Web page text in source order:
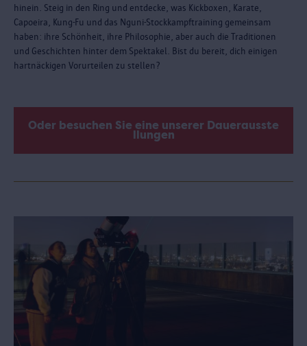
hinein. Steig in den Ring und entdecke, was Kickboxen, Karate,
Capoeira, Kung-Fu und das Nguni-Stockkampftraining gemeinsam
haben: ihre Schönheit, ihre Philosophie, aber auch die Traditionen
und Geschichten hinter dem Spektakel. Bist du bereit, dich einigen
hartnäckigen Vorurteilen zu stellen?
Oder besuchen Sie eine unserer Dauerausste
llungen